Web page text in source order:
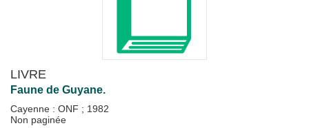
LIVRE
Faune de Guyane.
Cayenne : ONF ; 1982
Non paginée